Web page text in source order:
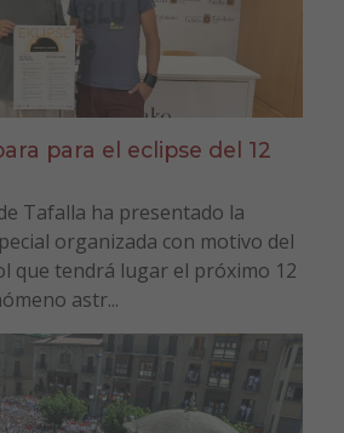
para el eclipse del 12
Tafalla ha presentado la
organizada con motivo del
que tendrá lugar el próximo 12
astr...